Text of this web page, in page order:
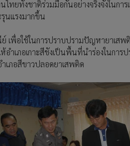
ไทยทั้งชาติร่วมมือกันอย่างจริงจังในก
นแรงมากขึ้น
ย์ เพื่อใช้ในการปราบปรามปัญหายาเส
ห้อำเภอเกาะสีชังเป็นพื้นที่นำร่องในก
ำเภอสีขาวปลอดยาเสพติด